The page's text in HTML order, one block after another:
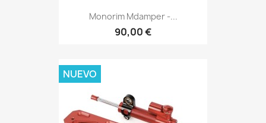
Monorim Mdamper -...
90,00 €
NUEVO